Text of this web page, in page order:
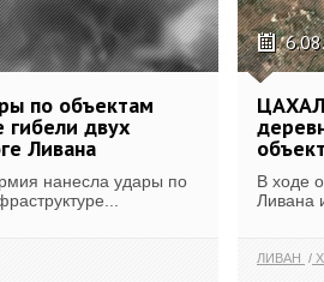
по объектам
гибели двух
Ливана
нанесла удары по
В ходе
Ливана
ЛИВАН